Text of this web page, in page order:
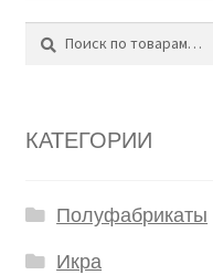
Поиск
КАТЕГОРИИ
Полуфабрикаты
Икра